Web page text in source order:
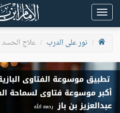
Toggle
navigation
نور على الدرب
علاج الحسد